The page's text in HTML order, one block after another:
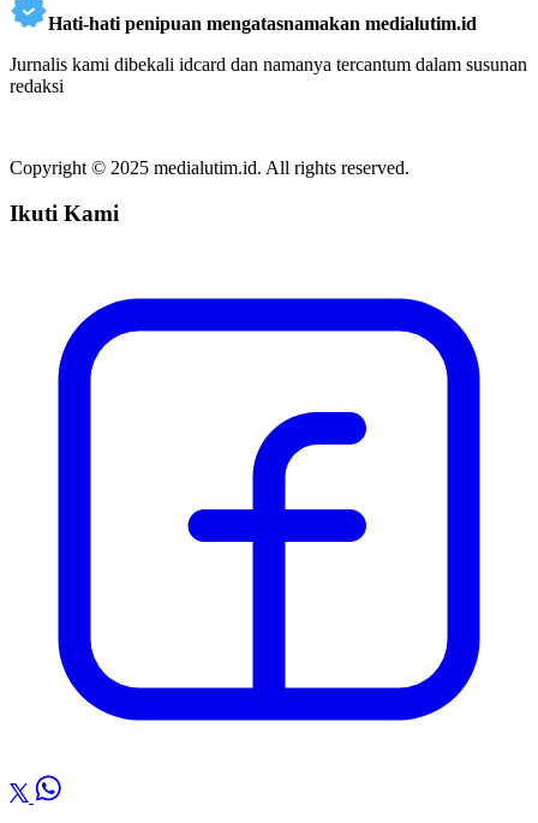
Hati-hati penipuan mengatasnamakan medialutim.id
Jurnalis kami dibekali idcard dan namanya tercantum dalam susunan
redaksi
Copyright © 2025 medialutim.id. All rights reserved.
Ikuti Kami